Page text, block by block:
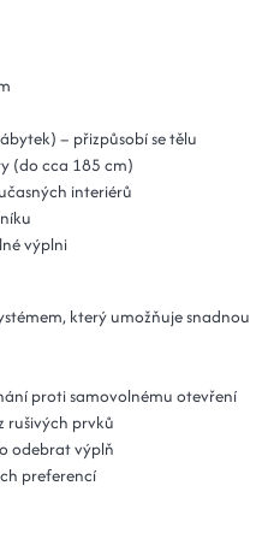
– přizpůsobí se tělu
(do cca 185 cm)
interiérů
výplni
který umožňuje snadnou
proti samovolnému otevření
rušivých prvků
odebrat výplň
preferencí